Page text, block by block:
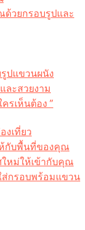
วยกรอบรูปและ
ปแขวนผนัง
ละสวยงาม
รเห็นต้อง ”
งเที่ยว
ห้กับพื้นที่ของคุณ
ใหม่ให้เข้ากับคุณ
กรอบพร้อมแขวน​